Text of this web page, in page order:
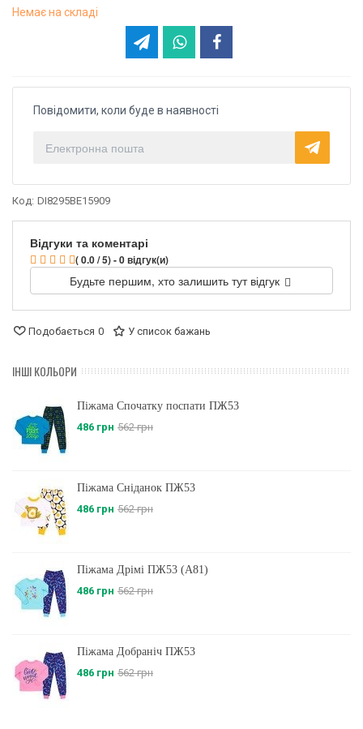
Немає на складі
Повідомити, коли буде в наявності
Код: DI8295BE15909
Відгуки та коментарі
( 0.0 / 5) - 0 відгук(и)
Будьте першим, хто залишить тут відгук
Подобається 0 У список бажань
ІНШІ КОЛЬОРИ
Піжама Спочатку поспати ПЖ53
486 грн 562 грн
Піжама Сніданок ПЖ53
486 грн 562 грн
Піжама Дрімі ПЖ53 (A81)
486 грн 562 грн
Піжама Добраніч ПЖ53
486 грн 562 грн